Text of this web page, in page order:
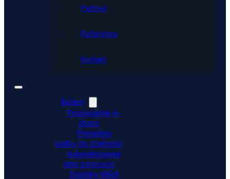
Partneři
Reference
Kontakt
Řešení
Propojujeme e-
shopy
Přenášíme
platby do účetnictví
Automatizujeme
data a procesy
Doplňky ABRA